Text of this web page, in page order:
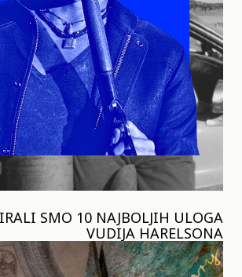
SMO 10 NAJBOLJIH ULOGA
VUDIJA HARELSONA